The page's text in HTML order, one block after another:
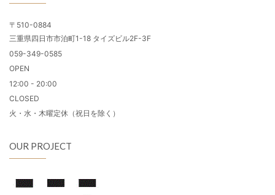
〒510-0884
三重県四日市市泊町1-18 タイズビル2F-3F
059-349-0585
OPEN
12:00 - 20:00
CLOSED
火・水・木曜定休（祝日を除く）
OUR PROJECT